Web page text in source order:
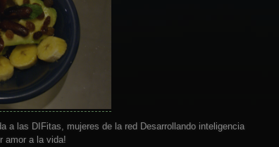
a las DIFitas, mujeres de la red Desarrollando inteligencia
amor a la vida!